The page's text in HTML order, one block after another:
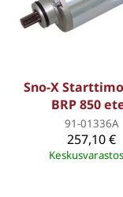
Sno-X
BRP 850
91-01336A
257,10 €